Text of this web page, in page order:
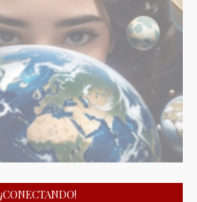
¡CONECTANDO!